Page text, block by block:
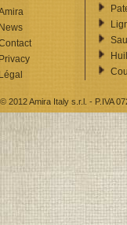
© 2012 Amira Italy s.r.l. - P.IVA